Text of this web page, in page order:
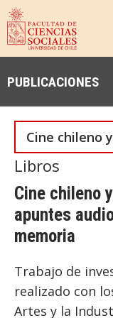
PUBLICACIONES
Cine chileno
Libros
Cine chileno
apuntes
memoria
Trabajo de
realizado con
Artes y la